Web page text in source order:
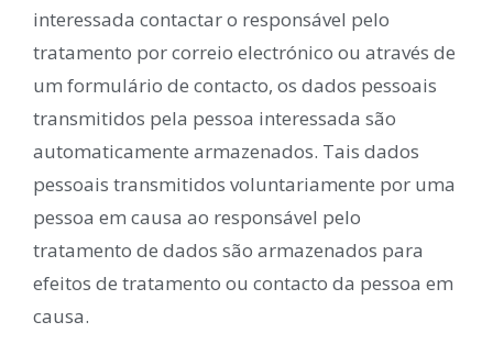
interessada contactar o responsável pelo
tratamento por correio electrónico ou através de
um formulário de contacto, os dados pessoais
transmitidos pela pessoa interessada são
automaticamente armazenados. Tais dados
pessoais transmitidos voluntariamente por uma
pessoa em causa ao responsável pelo
tratamento de dados são armazenados para
efeitos de tratamento ou contacto da pessoa em
causa.